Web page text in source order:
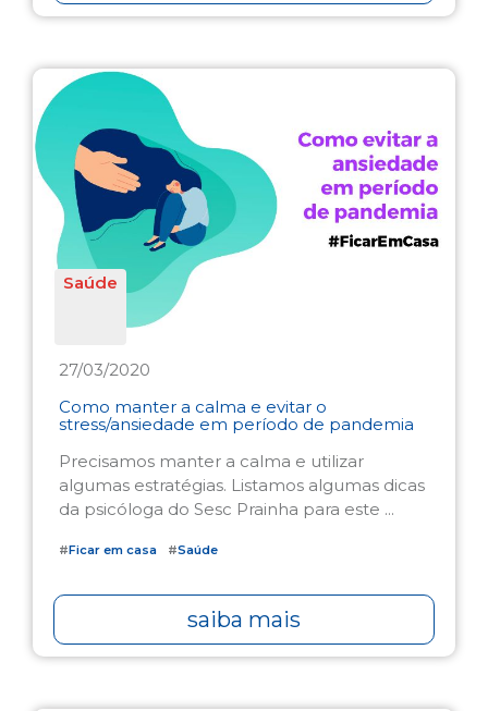
Saúde
27/03/2020
Como manter a calma e evitar o
stress/ansiedade em período de pandemia
Precisamos manter a calma e utilizar
algumas estratégias. Listamos algumas dicas
da psicóloga do Sesc Prainha para este ...
#Ficar em casa #Saúde
saiba mais